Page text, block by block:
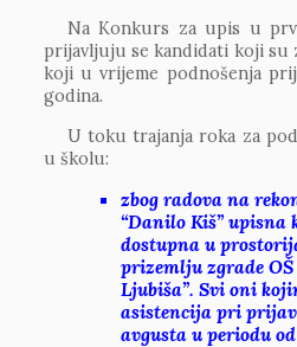
Na Konkurs za upis u
prijavljuju se kandidati koji su
koji u vrijeme podnošenja
godina.
U toku trajanja roka za
u školu:
zbog radova na
“Danilo Kiš” upisna
dostupna u
prizemlju zgrade
Ljubiša”. Svi oni
asistencija pri prijavi
avgusta u periodu od